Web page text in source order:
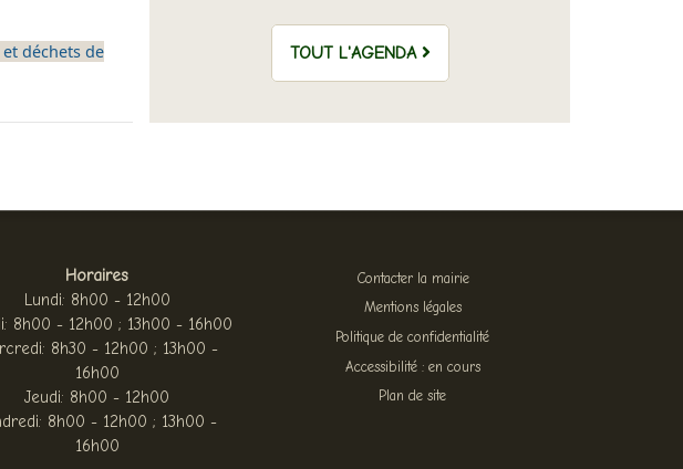
déchets de
TOUT L'AGENDA
Horaires
Lundi: 8h00 - 12h00
8h00 - 12h00 ; 13h00 - 16h00
8h30 - 12h00 ; 13h00 -
16h00
Jeudi: 8h00 - 12h00
8h00 - 12h00 ; 13h00 -
16h00
Contacter la mairie
Mentions légales
Politique de confidentialité
Accessibilité : en cours
Plan de site